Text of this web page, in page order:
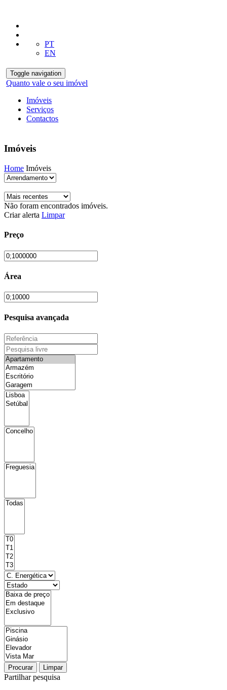
PT
EN
Toggle navigation
Quanto vale o seu imóvel
Imóveis
Serviços
Contactos
Imóveis
Home Imóveis
Não foram encontrados imóveis.
Criar alerta Limpar
Preço
Área
Pesquisa avançada
Procurar Limpar
Partilhar pesquisa